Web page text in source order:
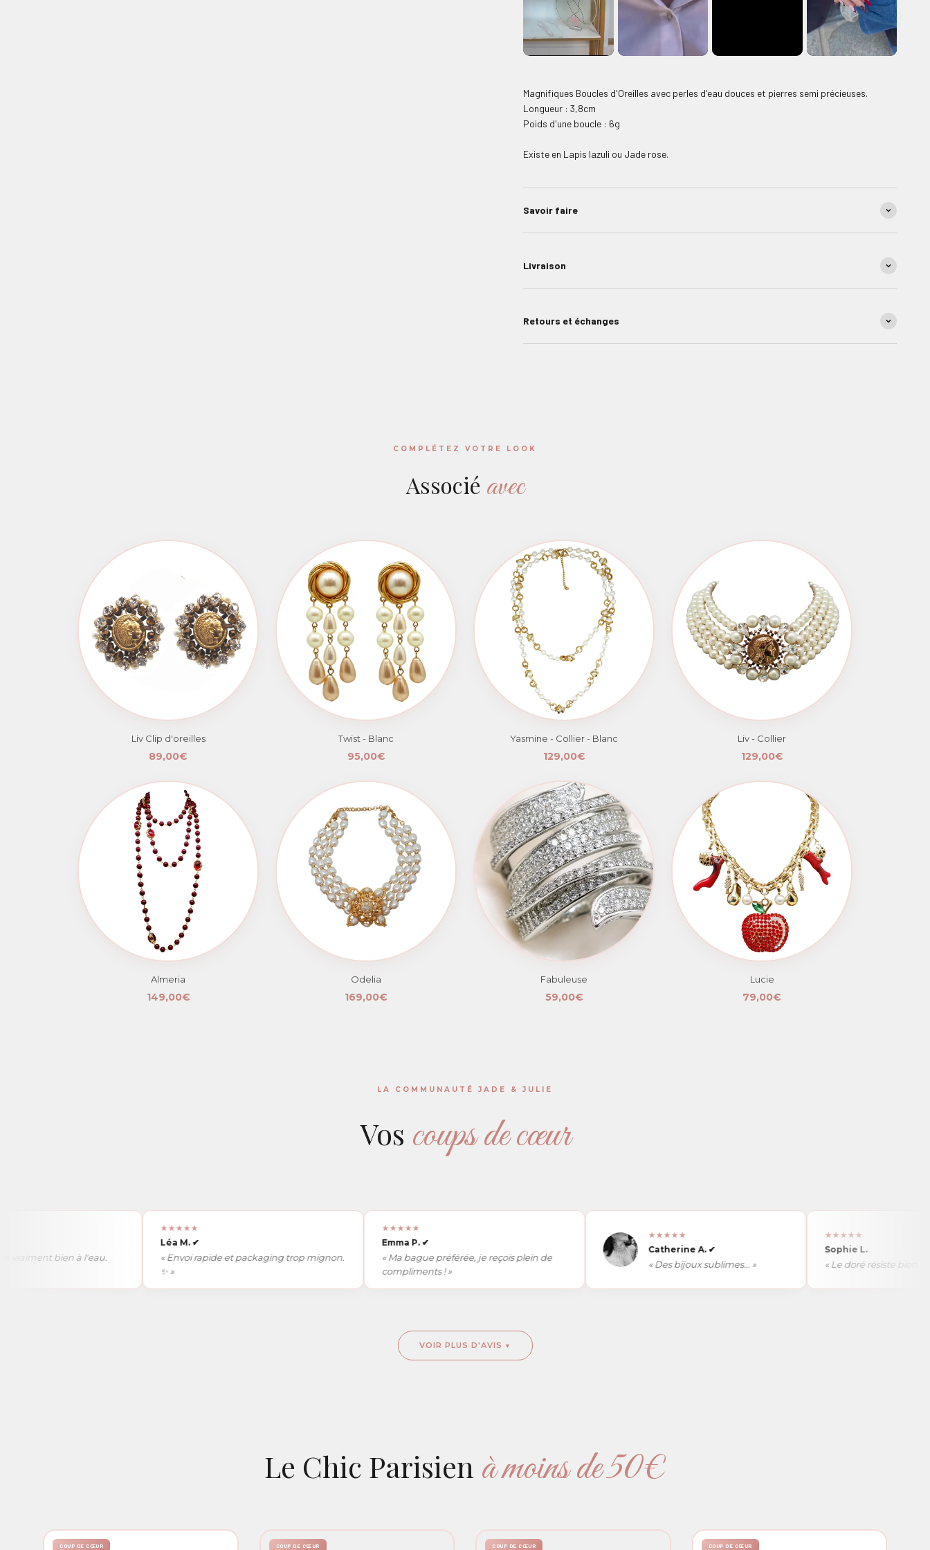
Magnifiques Boucles d'Oreilles avec perles d'eau douces et pierres semi précieuses.
Longueur : 3,8cm
Poids d'une boucle : 6g
Existe en Lapis lazuli ou Jade rose.
Savoir faire
Livraison
Retours et échanges
COMPLÉTEZ VOTRE LOOK
Associé avec
Liv Clip d'oreilles
89,00€
Twist - Blanc
95,00€
Yasmine - Collier - Blanc
129,00€
Liv - Collier
129,00€
Almeria
149,00€
Odelia
169,00€
Fabuleuse
59,00€
Lucie
79,00€
LA COMMUNAUTÉ JADE & JULIE
Vos coups de cœur
bien à l'eau.
★★★★★
Léa M.✔
« Envoi rapide et packaging trop mignon.
★★★★★
Emma P.✔
« Ma bague préférée, je reçois plein de
compliments ! »
★★★★★
Catherine A.✔
« Des bijoux sublimes... »
★★★★★
Sophie L.
« Le doré résiste bien... »
VOIR PLUS D'AVIS
Le Chic Parisien à moins de 50€
COUP DE CŒUR COUP DE CŒUR COUP DE CŒUR COUP DE CŒUR